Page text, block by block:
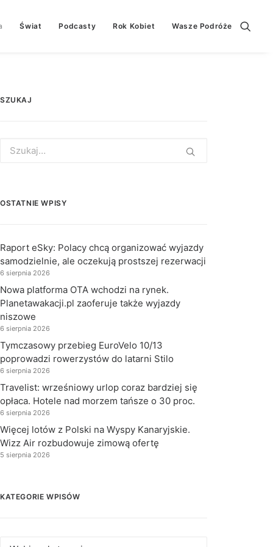
Świat Podcasty Rok Kobiet Wasze Podróże
SZUKAJ
for:
OSTATNIE WPISY
Raport eSky: Polacy chcą organizować wyjazdy
samodzielnie, ale oczekują prostszej rezerwacji
6 sierpnia 2026
Nowa platforma OTA wchodzi na rynek.
Planetawakacji.pl zaoferuje także wyjazdy
niszowe
6 sierpnia 2026
Tymczasowy przebieg EuroVelo 10/13
poprowadzi rowerzystów do latarni Stilo
6 sierpnia 2026
Travelist: wrześniowy urlop coraz bardziej się
opłaca. Hotele nad morzem tańsze o 30 proc.
6 sierpnia 2026
Więcej lotów z Polski na Wyspy Kanaryjskie.
Wizz Air rozbudowuje zimową ofertę
5 sierpnia 2026
KATEGORIE WPISÓW
Kategorie